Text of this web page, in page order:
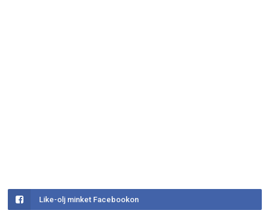
Like-olj minket Facebookon